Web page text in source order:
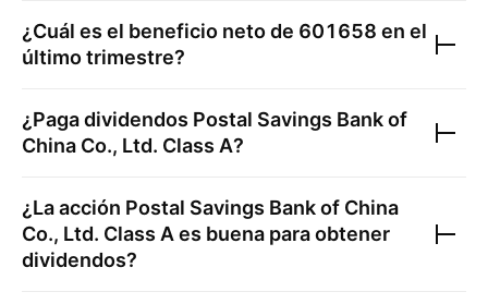
¿Cuál es el beneficio neto de 601658 en el
último trimestre?
¿Paga dividendos Postal Savings Bank of
China Co., Ltd. Class A?
¿La acción Postal Savings Bank of China
Co., Ltd. Class A es buena para obtener
dividendos?